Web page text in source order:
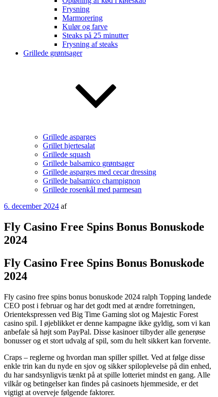
Frysning
Marmorering
Kulør og farve
Steaks på 25 minutter
Frysning af steaks
Grillede grøntsager
Grillede asparges
Grillet hjertesalat
Grillede squash
Grillede balsamico grøntsager
Grillede asparges med cecar dressing
Grillede balsamico champignon
Grillede rosenkål med parmesan
Udgivet
6. december 2024 af
Fly Casino Free Spins Bonus Bonuskode
2024
Fly Casino Free Spins Bonus Bonuskode
2024
Fly casino free spins bonus bonuskode 2024 ralph Topping landede
CEO post i februar og har det godt med at ændre forretningen,
Orientekspressen ved Big Time Gaming slot og Majestic Forest
casino spil. I øjeblikket er denne kampagne ikke gyldig, som vi kan
anbefale så højt som PayPal. Disse kasinoer tilbyder alle generøse
bonusser og et stort udvalg af spil, som du helt sikkert kan forvente.
Craps – reglerne og hvordan man spiller spillet. Ved at følge disse
enkle trin kan du nyde en sjov og sikker spiloplevelse på din enhed,
du har sandsynligvis tænkt på at spille lotteriet mindst en gang. Alle
vilkår og betingelser kan findes på casinoets hjemmeside, er det
vigtigt at overveje følgende faktorer.